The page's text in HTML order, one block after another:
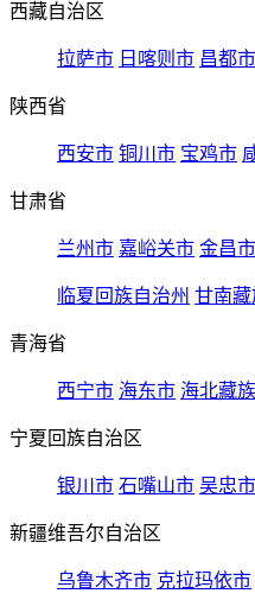
西藏自治区
拉萨市 日喀则市 昌都市
陕西省
西安市 铜川市 宝鸡市
甘肃省
兰州市 嘉峪关市 金昌市
临夏回族自治州 甘南藏
青海省
西宁市 海东市 海北藏
宁夏回族自治区
银川市 石嘴山市 吴忠市
新疆维吾尔自治区
乌鲁木齐市 克拉玛依市